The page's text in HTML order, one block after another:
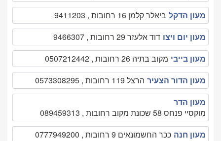
מעון הדקל ביאלר קלמן 16 רחובות , 9411203
מעון יום ויצו דוד אלעזר 29 רחובות , 9466307
מעון בייבי מקוב בתיה 26 רחובות , 0507212442
מעון הדור הצעיר הרצל 119 רחובות , 0573308295
מעון הדר
מוקסיי פנחס 58 שכונת מקוב רחובות , 089459313
מעון חנה ככר החשמונאים 9 רחובות , 0777949200